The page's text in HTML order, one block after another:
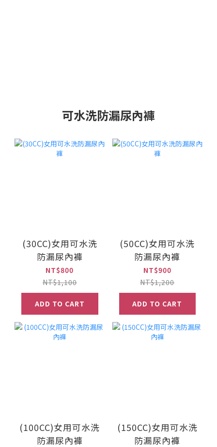
可水洗防漏尿內褲
(30CC)女用可水洗
防漏尿內褲
NT$800
NT$1,100
ADD TO CART
(50CC)女用可水洗
防漏尿內褲
NT$900
NT$1,200
ADD TO CART
(100CC)女用可水洗
防漏尿內褲
(150CC)女用可水洗
防漏尿內褲